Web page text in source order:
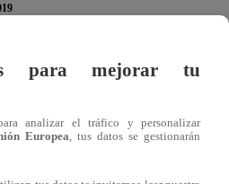
realizó una gran
de la Verdad’, involucrando a
Castañeda fueron
en contra de ellos.
para mejorar tu
analizar el tráfico y personalizar
Europea, tus datos se gestionarán